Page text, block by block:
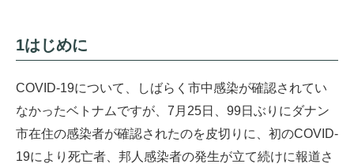
1はじめに
COVID-19について、しばらく市中感染が確認されてい
なかったベトナムですが、7月25日、99日ぶりにダナン
市在住の感染者が確認されたのを皮切りに、初のCOVID-
19により死亡者、邦人感染者の発生が立て続けに報道さ